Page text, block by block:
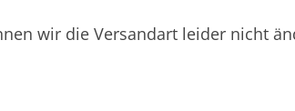
wir die Versandart leider nicht